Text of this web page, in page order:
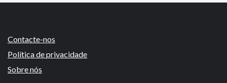
Contacte-nos
Política de privacidade
Sobre nós